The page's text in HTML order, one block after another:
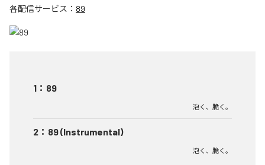
各配信サービス： 89
1 ： 89
泡く、脆く。
2 ： 89 (Instrumental)
泡く、脆く。